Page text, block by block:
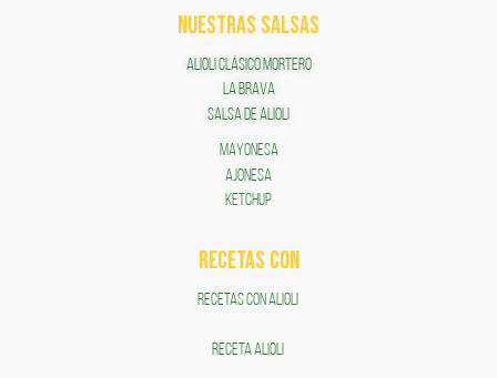
NUESTRAS SALSAS
ALIOLI CLÁSICO MORTERO
LA BRAVA
SALSA DE ALIOLI
MAYONESA
AJONESA
KETCHUP
RECETAS COn
RECETAS CON ALIOLI
RECETA ALIOLI